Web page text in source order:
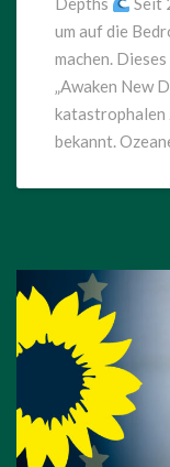
um auf die
machen.
„Awaken New
katastrophalen
bekannt.